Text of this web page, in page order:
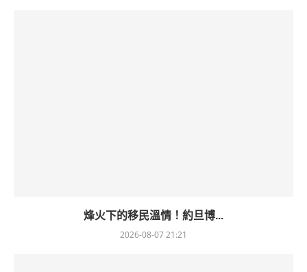
烽火下的移民溫情！約旦博...
2026-08-07 21:21